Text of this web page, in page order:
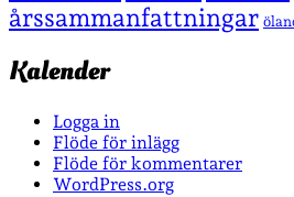
årssammanfattningar
Kalender
Logga in
Flöde för inlägg
Flöde för kommentarer
WordPress.org